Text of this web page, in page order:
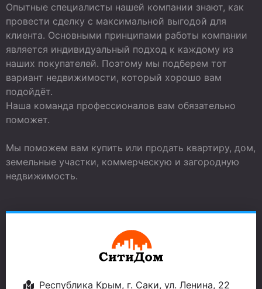
Опытные специалисты нашей компании знают, как
провести сделку с максимальной выгодой для
клиента. Основными принципами работы компании
является индивидуальный подход к каждому из
наших покупателей. Поэтому мы подберем тот
вариант недвижимости, который хорошо вам
подойдёт.
Наша команда профессионалов вам обязательно
поможет.
Мы поможем вам купить или продать квартиру, дом,
земельные участки, коммерческую и загородную
недвижимость.
Республика Крым, г. Саки, ул. Ленина, 22